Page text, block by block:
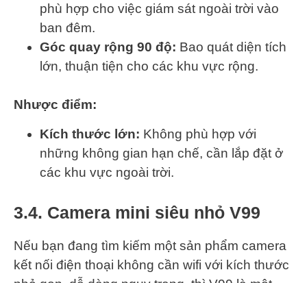
phù hợp cho việc giám sát ngoài trời vào
ban đêm.
Góc quay rộng 90 độ: Bao quát diện tích
lớn, thuận tiện cho các khu vực rộng.
Nhược điểm:
Kích thước lớn: Không phù hợp với
những không gian hạn chế, cần lắp đặt ở
các khu vực ngoài trời.
3.4. Camera mini siêu nhỏ V99
Nếu bạn đang tìm kiếm một sản phẩm camera
kết nối điện thoại không cần wifi với kích thước